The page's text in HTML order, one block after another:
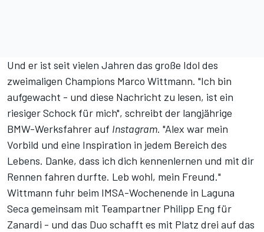
Und er ist seit vielen Jahren das große Idol des
zweimaligen Champions Marco Wittmann. "Ich bin
aufgewacht - und diese Nachricht zu lesen, ist ein
riesiger Schock für mich", schreibt der langjährige
BMW-Werksfahrer auf Instagram. "Alex war mein
Vorbild und eine Inspiration in jedem Bereich des
Lebens. Danke, dass ich dich kennenlernen und mit dir
Rennen fahren durfte. Leb wohl, mein Freund."
Wittmann fuhr beim IMSA-Wochenende in Laguna
Seca gemeinsam mit Teampartner Philipp Eng für
Zanardi - und das Duo schafft es mit Platz drei auf das